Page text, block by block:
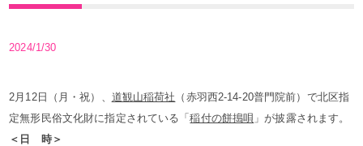
2024/1/30
2月12日（月・祝）、 道観山稲荷社 （赤羽西2-14-20普門院前）で北区指
定無形民俗文化財に指定されている「稲付の餅搗唄 」が披露されます。
＜日 時＞